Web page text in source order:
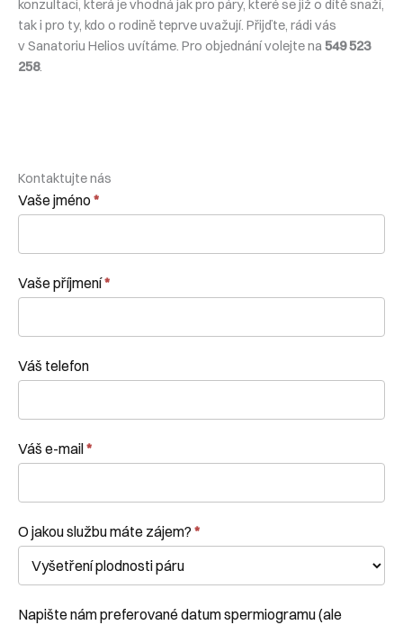
konzultaci, která je vhodná jak pro páry, které se již o dítě snaží,
tak i pro ty, kdo o rodině teprve uvažují. Přijďte, rádi vás
v Sanatoriu Helios uvítáme. Pro objednání volejte na549 523
258.
Kontaktujte nás
Kontaktní
formulář
Vaše jméno *
Vaše příjmení*
Váš telefon
Váš e-mail*
O jakou službu máte zájem? *
Napište nám preferované datum spermiogramu (ale